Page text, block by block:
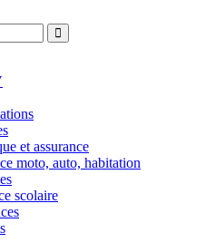
et assurance
moto, auto, habitation
scolaire